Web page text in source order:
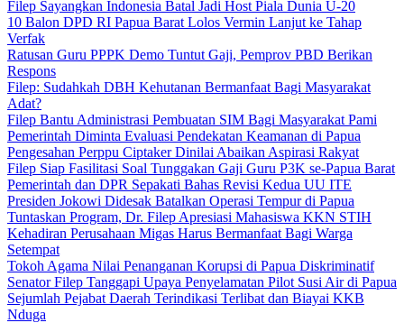
Filep Sayangkan Indonesia Batal Jadi Host Piala Dunia U-20
10 Balon DPD RI Papua Barat Lolos Vermin Lanjut ke Tahap
Verfak
Ratusan Guru PPPK Demo Tuntut Gaji, Pemprov PBD Berikan
Respons
Filep: Sudahkah DBH Kehutanan Bermanfaat Bagi Masyarakat
Adat?
Filep Bantu Administrasi Pembuatan SIM Bagi Masyarakat Pami
Pemerintah Diminta Evaluasi Pendekatan Keamanan di Papua
Pengesahan Perppu Ciptaker Dinilai Abaikan Aspirasi Rakyat
Filep Siap Fasilitasi Soal Tunggakan Gaji Guru P3K se-Papua Barat
Pemerintah dan DPR Sepakati Bahas Revisi Kedua UU ITE
Presiden Jokowi Didesak Batalkan Operasi Tempur di Papua
Tuntaskan Program, Dr. Filep Apresiasi Mahasiswa KKN STIH
Kehadiran Perusahaan Migas Harus Bermanfaat Bagi Warga
Setempat
Tokoh Agama Nilai Penanganan Korupsi di Papua Diskriminatif
Senator Filep Tanggapi Upaya Penyelamatan Pilot Susi Air di Papua
Sejumlah Pejabat Daerah Terindikasi Terlibat dan Biayai KKB
Nduga